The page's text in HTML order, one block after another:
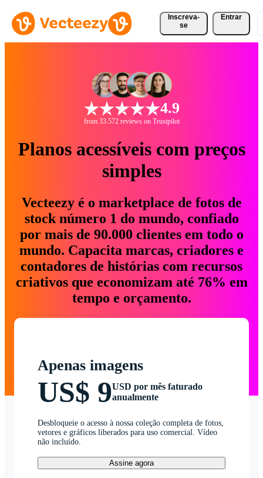
Inscreva-
se
Entrar
4.9
from 33.572 reviews on Trustpilot
Planos acessíveis com preços
simples
Vecteezy é o marketplace de fotos de
stock número 1 do mundo, confiado
por mais de 90.000 clientes em todo o
mundo. Capacita marcas, criadores e
contadores de histórias com recursos
criativos que economizam até 76% em
tempo e orçamento.
Apenas imagens
US$ 9USD por mês faturado
anualmente
Desbloqueie o acesso à nossa coleção completa de fotos,
vetores e gráficos liberados para uso comercial. Vídeo
não incluído.
Assine agora